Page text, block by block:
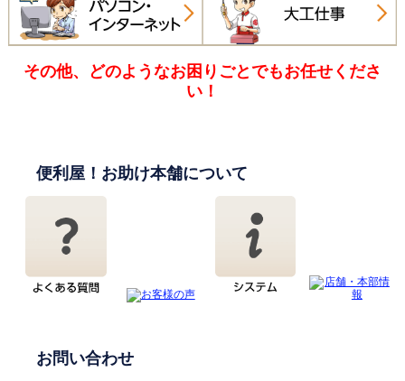
その他、どのようなお困りごとでもお任せくださ
い！
便利屋！お助け本舗について
お問い合わせ